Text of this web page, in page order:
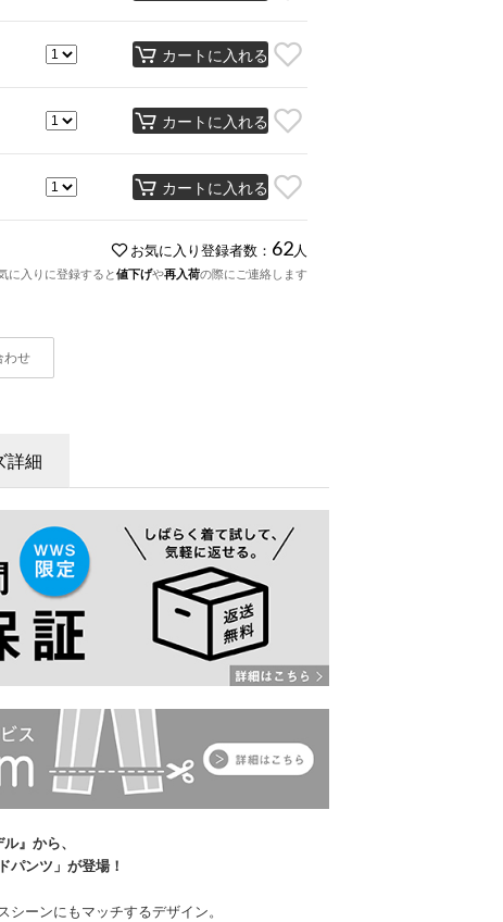
カートに入れる
カートに入れる
カートに入れる
お気に入り登録者数： 62 人
に入りに登録すると値下げや再入荷の際にご連絡します
わせ
詳細
』から、
パンツ」が登場！
ーンにもマッチするデザイン。